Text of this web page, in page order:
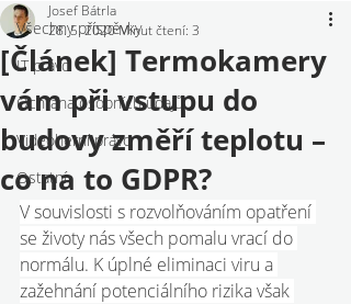
Všechny příspěvky
IT právo
Ochrana osobních údajů
Videoherní právo
Ostatní
[Článek] Termokamery
vám při vstupu do
budovy změří teplotu –
co na to GDPR?
Josef Bátrla
28. 5. 2020Minut čtení: 3
V souvislosti s rozvolňováním opatření
se životy nás všech pomalu vrací do
normálu. K úplné eliminaci viru a
zažehnání potenciálního rizika však